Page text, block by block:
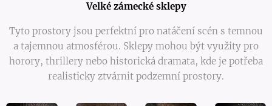
Velké zámecké sklepy
Tyto prostory jsou perfektní pro natáčení scén s temnou
a tajemnou atmosférou. Sklepy mohou být využity pro
horory, thrillery nebo historická dramata, kde je potřeba
realisticky ztvárnit podzemní prostory.